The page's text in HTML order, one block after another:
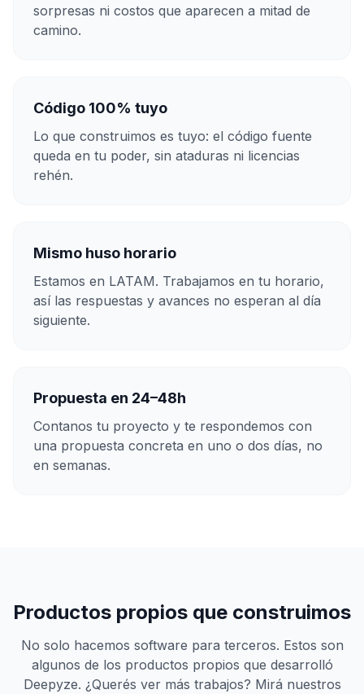
sorpresas ni costos que aparecen a mitad de
camino.
Código 100% tuyo
Lo que construimos es tuyo: el código fuente
queda en tu poder, sin ataduras ni licencias
rehén.
Mismo huso horario
Estamos en LATAM. Trabajamos en tu horario,
así las respuestas y avances no esperan al día
siguiente.
Propuesta en 24–48h
Contanos tu proyecto y te respondemos con
una propuesta concreta en uno o dos días, no
en semanas.
Productos propios que construimos
No solo hacemos software para terceros. Estos son
algunos de los productos propios que desarrolló
Deepyze. ¿Querés ver más trabajos? Mirá nuestros